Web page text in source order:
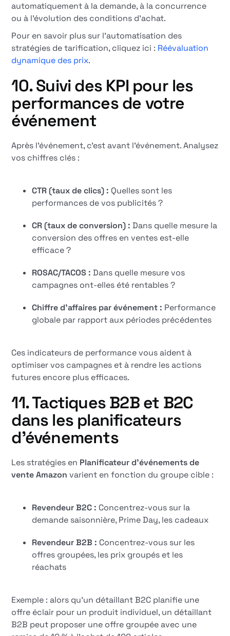
automatiquement à la demande, à la concurrence
ou à l'évolution des conditions d'achat.
Pour en savoir plus sur l'automatisation des
stratégies de tarification, cliquez ici : Réévaluation
dynamique des prix.
10. Suivi des KPI pour les
performances de votre
événement
Après l'événement, c'est avant l'événement. Analysez
vos chiffres clés :
CTR (taux de clics) : Quelles sont les
performances de vos publicités ?
CR (taux de conversion) : Dans quelle mesure la
conversion des offres en ventes est-elle
efficace ?
ROSAC/TACOS : Dans quelle mesure vos
campagnes ont-elles été rentables ?
Chiffre d'affaires par événement : Performance
globale par rapport aux périodes précédentes
Ces indicateurs de performance vous aident à
optimiser vos campagnes et à rendre les actions
futures encore plus efficaces.
11. Tactiques B2B et B2C
dans les planificateurs
d'événements
Les stratégies en Planificateur d'événements de
vente Amazon varient en fonction du groupe cible :
Revendeur B2C : Concentrez-vous sur la
demande saisonnière, Prime Day, les cadeaux
Revendeur B2B : Concentrez-vous sur les
offres groupées, les prix groupés et les
réachats
Exemple : alors qu'un détaillant B2C planifie une
offre éclair pour un produit individuel, un détaillant
B2B peut proposer une offre groupée avec une